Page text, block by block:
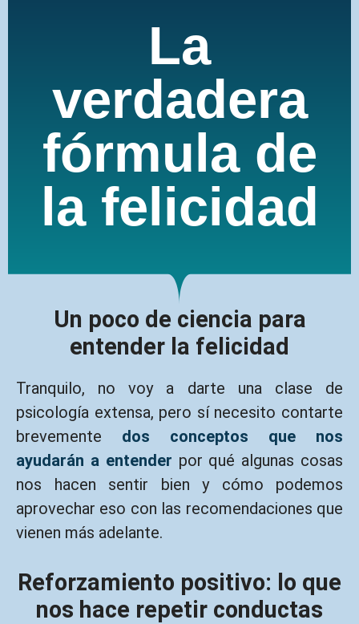
La
verdadera
fórmula de
la felicidad
Un poco de ciencia para
entender la felicidad
Tranquilo, no voy a darte una clase de
psicología extensa, pero sí necesito contarte
brevemente dos conceptos que nos
ayudarán a entender por qué algunas cosas
nos hacen sentir bien y cómo podemos
aprovechar eso con las recomendaciones que
vienen más adelante.
Reforzamiento positivo: lo que
nos hace repetir conductas